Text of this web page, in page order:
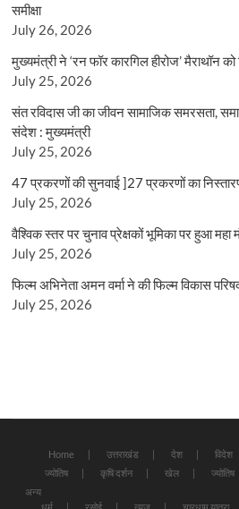
समीक्षा
July 26, 2026
मुख्यमंत्री ने ‘रन फॉर कारगिल हीरोज’ मैराथॉन को
July 25, 2026
संत रविदास जी का जीवन सामाजिक समरसता,
संदेश : मुख्यमंत्री
July 25, 2026
47 प्रकरणों की सुनवाई ]27 प्रकरणों का
July 25, 2026
वैश्विक स्तर पर चुनाव प्रेक्षकों भूमिका पर हुआ महा
July 25, 2026
फिल्म अभिनेता अमन वर्मा ने की फिल्म विकास
July 25, 2026
Home उत्तराखंड देश विदेश
ज्योतिष
कृषि दर्शन खेल ज्योतिष
अन्य
धर्म
रसोई न्यूज़ चारधाम यात्रा